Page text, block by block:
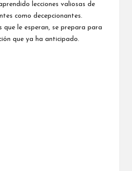
lecciones valiosas de
como decepcionantes.
que le esperan, se prepara para
que ya ha anticipado.